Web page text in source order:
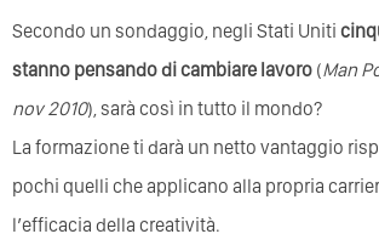
Secondo un sondaggio, negli Stati Uniti
stanno pensando di cambiare lavoro (Man
nov 2010), sarà così in tutto il mondo?
La formazione ti darà un netto vantaggio
pochi quelli che applicano alla propria
l’efficacia della creatività.